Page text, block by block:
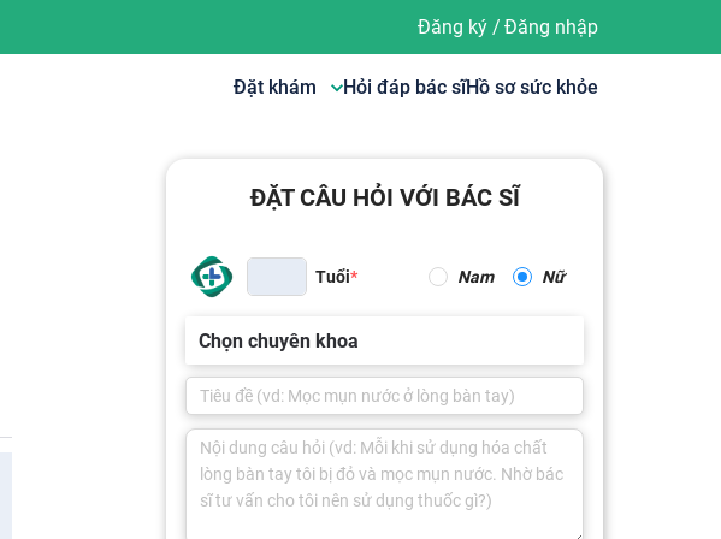
Đăng ký/ Đăng nhập
Đặt khám Hỏi đáp bác sĩHồ sơ sức khỏe
ĐẶT CÂU HỎI VỚI BÁC SĨ
Tuổi Nam Nữ
Chọn chuyên khoa